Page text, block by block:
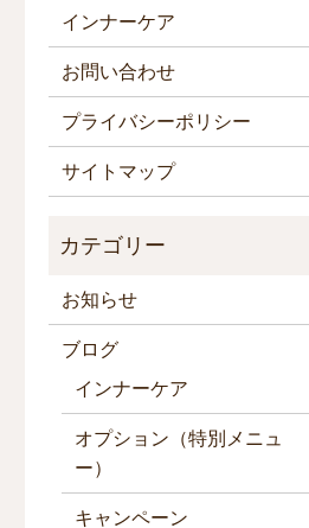
インナーケア
お問い合わせ
プライバシーポリシー
サイトマップ
お知らせ
ブログ
インナーケア
オプション（特別メニュ
ー）
キャンペーン